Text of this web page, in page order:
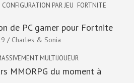
CONFIGURATION PAR JEU FORTNITE
de PC gamer pour Fortnite
Charles & Sonia
MULTIJOUEUR
MMORPG du moment à